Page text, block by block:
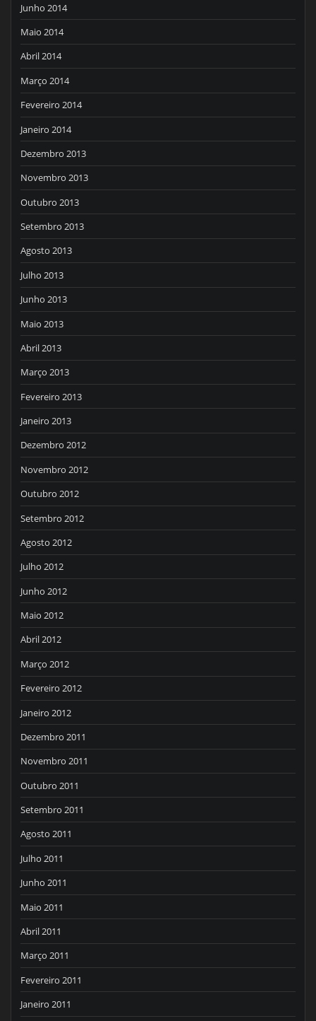
Junho 2014
Maio 2014
Abril 2014
Março 2014
Fevereiro 2014
Janeiro 2014
Dezembro 2013
Novembro 2013
Outubro 2013
Setembro 2013
Agosto 2013
Julho 2013
Junho 2013
Maio 2013
Abril 2013
Março 2013
Fevereiro 2013
Janeiro 2013
Dezembro 2012
Novembro 2012
Outubro 2012
Setembro 2012
Agosto 2012
Julho 2012
Junho 2012
Maio 2012
Abril 2012
Março 2012
Fevereiro 2012
Janeiro 2012
Dezembro 2011
Novembro 2011
Outubro 2011
Setembro 2011
Agosto 2011
Julho 2011
Junho 2011
Maio 2011
Abril 2011
Março 2011
Fevereiro 2011
Janeiro 2011